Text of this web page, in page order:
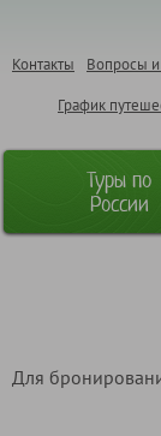
Вопросы и
Контакты
График
Туры по
России
Для